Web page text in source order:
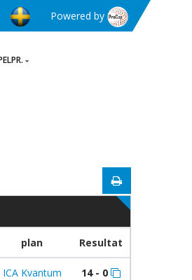
Powered by
plan Resultat
ICA Kvantum
14 - 0